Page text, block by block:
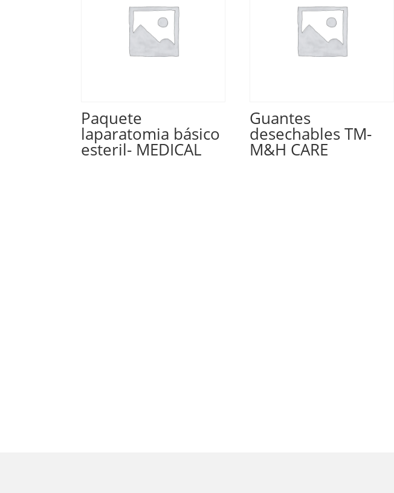
Paquete
laparatomia básico
esteril- MEDICAL
Guantes
desechables TM-
M&H CARE